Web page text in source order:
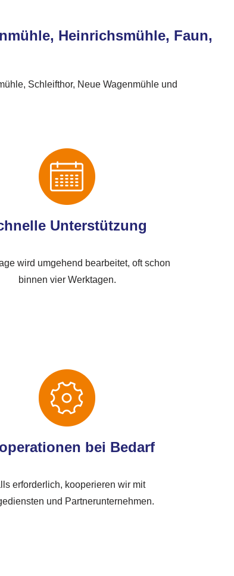
Heinrichsmühle, Faun,
Schleifthor, Neue Wagenmühle und
Unterstützung
wird umgehend bearbeitet, oft schon
binnen vier Werktagen.
bei Bedarf
erforderlich, kooperieren wir mit
und Partnerunternehmen.